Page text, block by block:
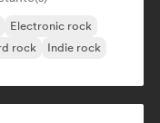
Electronic rock
rock
Indie rock